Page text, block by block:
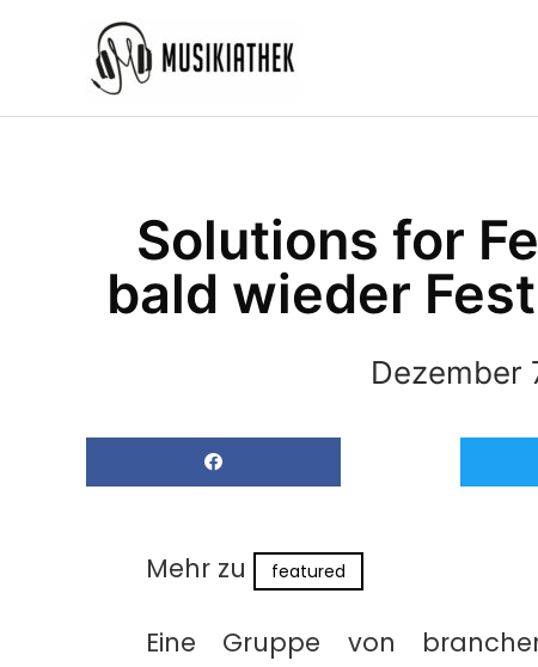
Solutions for
bald wieder
Dezember
Mehr zu featured
Eine Gruppe von